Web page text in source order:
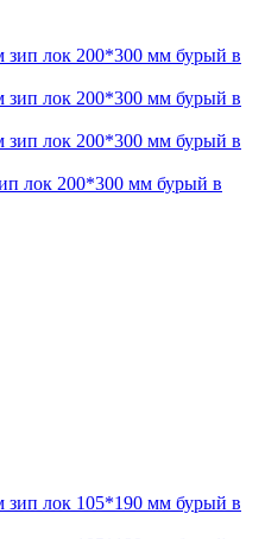
лок 200*300 мм бурый в